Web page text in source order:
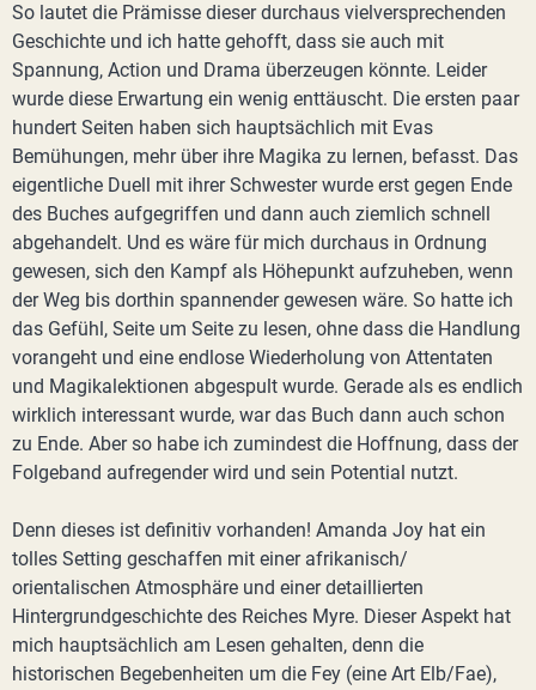
So lautet die Prämisse dieser durchaus vielversprechenden
Geschichte und ich hatte gehofft, dass sie auch mit
Spannung, Action und Drama überzeugen könnte. Leider
wurde diese Erwartung ein wenig enttäuscht. Die ersten paar
hundert Seiten haben sich hauptsächlich mit Evas
Bemühungen, mehr über ihre Magika zu lernen, befasst. Das
eigentliche Duell mit ihrer Schwester wurde erst gegen Ende
des Buches aufgegriffen und dann auch ziemlich schnell
abgehandelt. Und es wäre für mich durchaus in Ordnung
gewesen, sich den Kampf als Höhepunkt aufzuheben, wenn
der Weg bis dorthin spannender gewesen wäre. So hatte ich
das Gefühl, Seite um Seite zu lesen, ohne dass die Handlung
vorangeht und eine endlose Wiederholung von Attentaten
und Magikalektionen abgespult wurde. Gerade als es endlich
wirklich interessant wurde, war das Buch dann auch schon
zu Ende. Aber so habe ich zumindest die Hoffnung, dass der
Folgeband aufregender wird und sein Potential nutzt.
Denn dieses ist definitiv vorhanden! Amanda Joy hat ein
tolles Setting geschaffen mit einer afrikanisch/
orientalischen Atmosphäre und einer detaillierten
Hintergrundgeschichte des Reiches Myre. Dieser Aspekt hat
mich hauptsächlich am Lesen gehalten, denn die
historischen Begebenheiten um die Fey (eine Art Elb/Fae),